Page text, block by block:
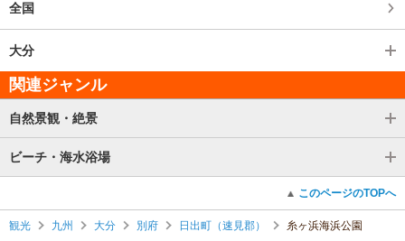
全国
大分
関連ジャンル
自然景観・絶景
ビーチ・海水浴場
このページのTOPへ
観光 九州 大分 別府 日出町（速見郡） 糸ヶ浜海浜公園